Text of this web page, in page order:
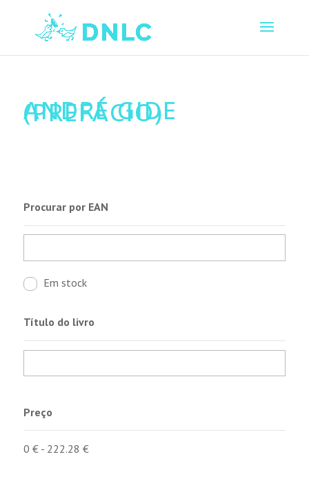
ANDRÉ GIDE
(PREFÁCIO)
Procurar por EAN
Em stock
Título do livro
Preço
0 €- 222.28 €